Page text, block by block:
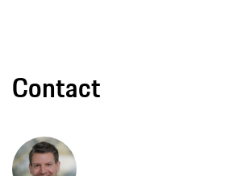
Contact